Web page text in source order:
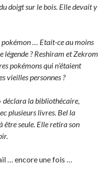
doigt sur le bois. Elle devait y
… Etait-ce au moins
légende ? Reshiram et Zekrom
pokémons qui n’étaient
vieilles personnes ?
déclara la bibliothécaire,
plusieurs livres. Bel la
seule. Elle retira son
… encore une fois …